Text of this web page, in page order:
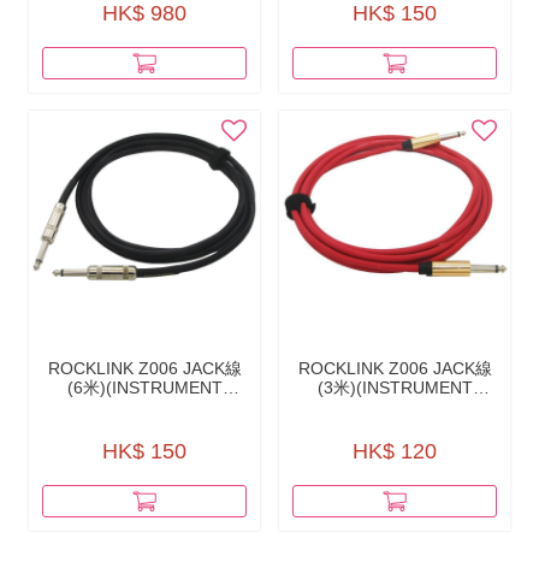
RECEIVER IW-40
HK$ 980 HK$ 150
ROCKLINK Z006 JACK線
(6米)(INSTRUMENT
HK$ 150
ROCKLINK Z006 JACK線
(3米)(INSTRUMENT
HK$ 120